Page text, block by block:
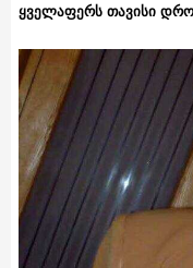
ყველაფერს თავისი დრო